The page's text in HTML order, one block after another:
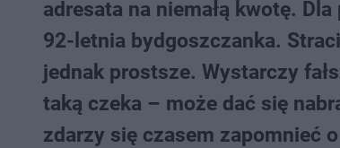
adresata na niemałą kwotę.
92-letnia bydgoszczanka.
jednak prostsze. Wystarczy
taką czeka – może dać się
zdarzy się czasem zapomnieć